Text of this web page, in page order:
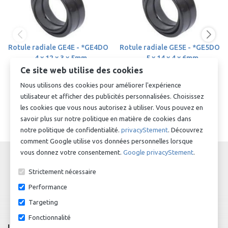
Rotule radiale GE4E - *GE4DO
- 4 x 12 x 3 x 5mm
€ 4,55
Rotule radiale GE5E - *GE5DO
- 5 x 14 x 4 x 6mm
Op aanvraag
écrire une critique
Ce site web utilise des cookies
Nous utilisons des cookies pour améliorer l'expérience
utilisateur et afficher des publicités personnalisées. Choisissez
les cookies que vous nous autorisez à utiliser. Vous pouvez en
savoir plus sur notre politique en matière de cookies dans
notre politique de confidentialité. privacyStement. Découvrez
comment Google utilise vos données personnelles lorsque
vous donnez votre consentement. Google privacyStement.
Strictement nécessaire
Performance
Targeting
Fonctionnalité